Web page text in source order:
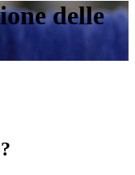
delle